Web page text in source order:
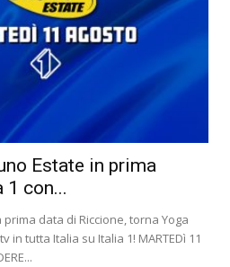
Estate in prima
1 con...
data di Riccione, torna Yoga
in tutta Italia su Italia 1! MARTEDì 11